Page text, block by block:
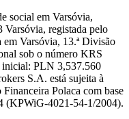
social em Varsóvia,
registada pelo
Varsóvia, 13.ª Divisão
sob o número KRS
PLN 3,537.560
S.A. está sujeita à
Polaca com base
(KPWiG-4021-54-1/2004).